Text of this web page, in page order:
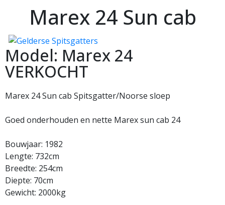
Marex 24 Sun cab
Model: Marex 24
VERKOCHT
Marex 24 Sun cab Spitsgatter/Noorse sloep
Goed onderhouden en nette Marex sun cab 24
Bouwjaar: 1982
Lengte: 732cm
Breedte: 254cm
Diepte: 70cm
Gewicht: 2000kg